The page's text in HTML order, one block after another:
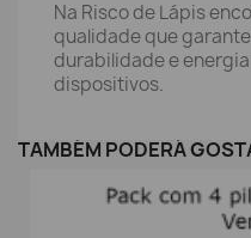
Na Risco de Lápis
qualidade que
durabilidade e
dispositivos.
TAMBÉM PODERÁ